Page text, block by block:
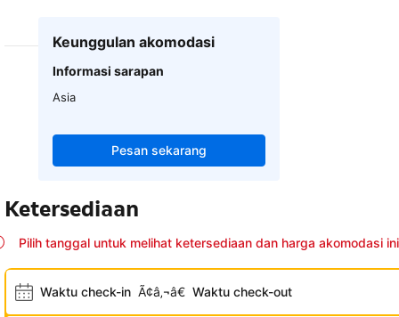
Keunggulan akomodasi
Informasi sarapan
Asia
Pesan sekarang
Ketersediaan
Pilih tanggal untuk melihat ketersediaan dan harga akomodasi ini
Waktu check-in Ã¢â‚¬â€ Waktu check-out